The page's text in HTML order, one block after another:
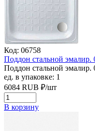
Код: 06758
Поддон стальной эмалир.
Поддон стальной эмалир.
ед. в упаковке: 1
6084 RUB ₽/шт
В корзину